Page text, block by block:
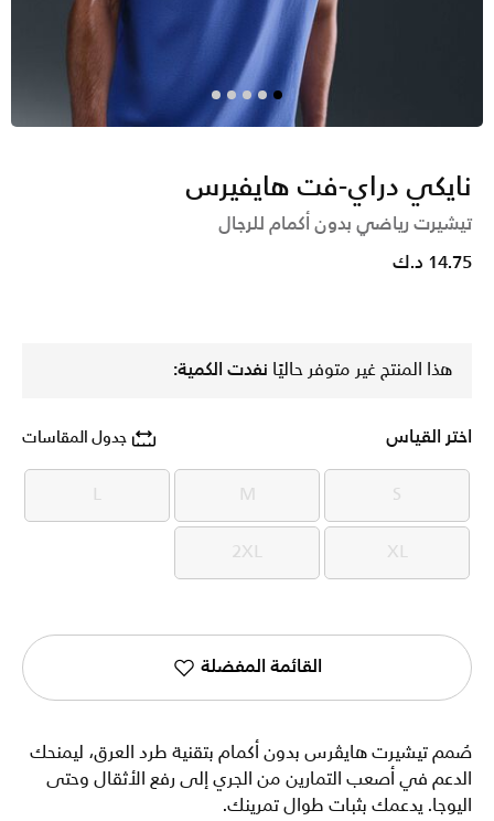
نايكي دراي-فت هايفيرس
تيشيرت رياضي بدون أكمام للرجال
14.75 د.ك
هذا المنتج غير متوفر حاليًا نفدت الكمية:
اختر القياس جدول المقاسات
S
S
M
M
L
L
XL
XL
2XL
2XL
القائمة المفضلة
صُمم تيشيرت هايڤرس بدون أكمام بتقنية طرد العرق، ليمنحك
الدعم في أصعب التمارين من الجري إلى رفع الأثقال وحتى
اليوجا. يدعمك بثبات طوال تمرينك.